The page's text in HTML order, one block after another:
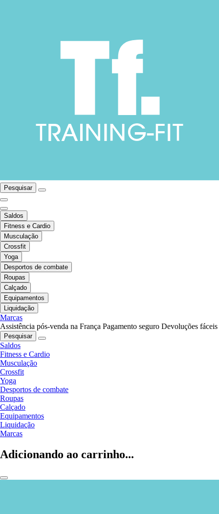
Pesquisar
Saldos
Fitness e Cardio
Musculação
Crossfit
Yoga
Desportos de combate
Roupas
Calçado
Equipamentos
Liquidação
Marcas
Assistência pós-venda na França Pagamento seguro Devoluções fáceis
Pesquisar
Saldos
Fitness e Cardio
Musculação
Crossfit
Yoga
Desportos de combate
Roupas
Calçado
Equipamentos
Liquidação
Marcas
Adicionando ao carrinho...